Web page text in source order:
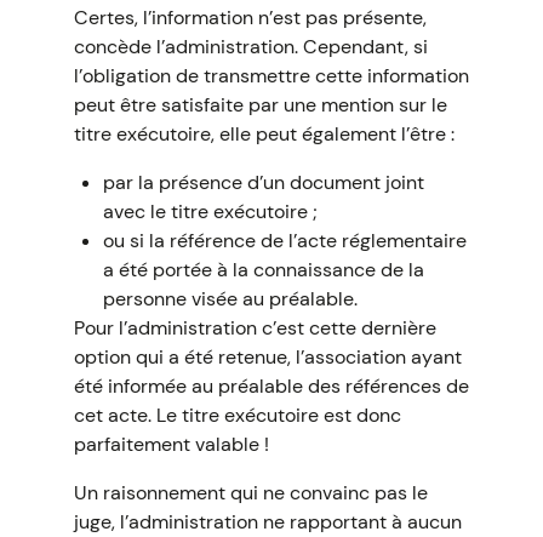
Certes, l’information n’est pas présente,
concède l’administration. Cependant, si
l’obligation de transmettre cette information
peut être satisfaite par une mention sur le
titre exécutoire, elle peut également l’être :
par la présence d’un document joint
avec le titre exécutoire ;
ou si la référence de l’acte réglementaire
a été portée à la connaissance de la
personne visée au préalable.
Pour l’administration c’est cette dernière
option qui a été retenue, l’association ayant
été informée au préalable des références de
cet acte. Le titre exécutoire est donc
parfaitement valable !
Un raisonnement qui ne convainc pas le
juge, l’administration ne rapportant à aucun